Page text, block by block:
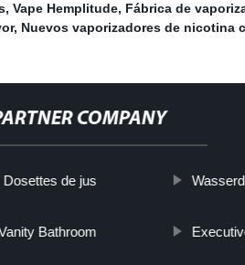
, Vape Hemplitude, Fábrica de
, Nuevos vaporizadores de nicotina
COMPANY
Dosettes de jus
Bathroom